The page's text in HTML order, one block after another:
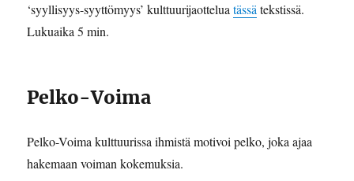
‘syyllisyys-syyttömyys’ kulttuurijaotteluatässätekstissä.
Lukuaika 5 min.
Pelko-Voima
Pelko-Voima kulttuurissa ihmistä motivoi pelko, joka ajaa
hakemaan voiman kokemuksia.